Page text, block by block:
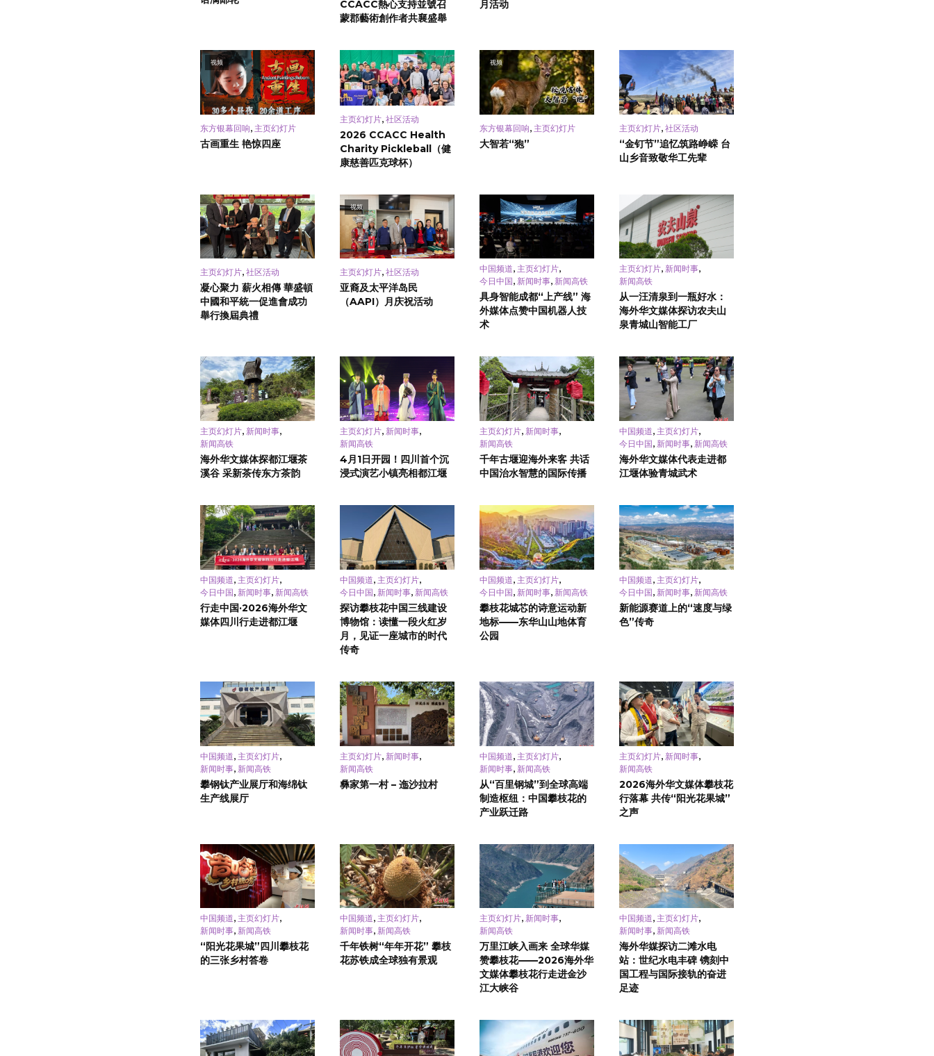
CCACC熱心支持並號召
蒙郡藝術創作者共襄盛舉
月活动
视频
东方银幕回响, 主页幻灯片
古画重生 艳惊四座
主页幻灯片 社区活动
2026 CCACC Health
Charity Pickleball（健
康慈善匹克球杯）
视频
东方银幕回响, 主页幻灯片
大智若“狍”
主页幻灯片, 社区活动
“金钉节”追忆筑路峥嵘 台
山乡音致敬华工先辈
主页幻灯片, 社区活动
凝心聚力 薪火相傳 華盛頓
中國和平統一促進會成功
舉行換屆典禮
视频
主页幻灯片, 社区活动
亚裔及太平洋岛民
（AAPI）月庆祝活动
中国频道, 主页幻灯片,
今日中国, 新闻时事, 新闻高铁
具身智能成都“上产线” 海
外媒体点赞中国机器人技
术
主页幻灯片, 新闻时事,
新闻高铁
从一汪清泉到一瓶好水：
海外华文媒体探访农夫山
泉青城山智能工厂
主页幻灯片, 新闻时事,
新闻高铁
海外华文媒体探都江堰茶
溪谷 采新茶传东方茶韵
主页幻灯片, 新闻时事,
新闻高铁
4月1日开园！四川首个沉
浸式演艺小镇亮相都江堰
主页幻灯片, 新闻时事,
新闻高铁
千年古堰迎海外来客 共话
中国治水智慧的国际传播
中国频道, 主页幻灯片,
今日中国, 新闻时事, 新闻高铁
海外华文媒体代表走进都
江堰体验青城武术
中国频道, 主页幻灯片,
今日中国, 新闻时事, 新闻高铁
行走中国·2026海外华文
媒体四川行走进都江堰
中国频道, 主页幻灯片,
今日中国, 新闻时事, 新闻高铁
探访攀枝花中国三线建设
博物馆：读懂一段火红岁
月，见证一座城市的时代
传奇
中国频道, 主页幻灯片,
今日中国, 新闻时事, 新闻高铁
攀枝花城芯的诗意运动新
地标——东华山山地体育
公园
中国频道, 主页幻灯片,
今日中国, 新闻时事, 新闻高铁
新能源赛道上的“速度与绿
色”传奇
中国频道 主页幻灯片
新闻时事 新闻高铁
攀钢钛产业展厅和海绵钛
生产线展厅
主页幻灯片 新闻时事
新闻高铁
彝家第一村 – 迤沙拉村
中国频道 主页幻灯片
新闻时事 新闻高铁
从“百里钢城”到全球高端
制造枢纽：中国攀枝花的
产业跃迁路
主页幻灯片 新闻时事
新闻高铁
2026海外华文媒体攀枝花
行落幕 共传“阳光花果城”
之声
中国频道, 主页幻灯片,
新闻时事, 新闻高铁
“阳光花果城”四川攀枝花
的三张乡村答卷
中国频道, 主页幻灯片,
新闻时事, 新闻高铁
千年铁树“年年开花” 攀枝
花苏铁成全球独有景观
主页幻灯片, 新闻时事,
新闻高铁
万里江峡入画来 全球华媒
赞攀枝花——2026海外华
文媒体攀枝花行走进金沙
江大峡谷
中国频道, 主页幻灯片,
新闻时事, 新闻高铁
海外华媒探访二滩水电
站：世纪水电丰碑 镌刻中
国工程与国际接轨的奋进
足迹